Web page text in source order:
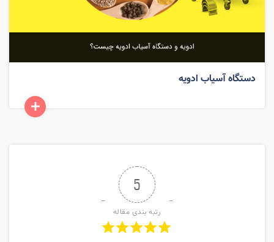
دستگاه آسیاب ادویه
5
رتبه بندی مقاله